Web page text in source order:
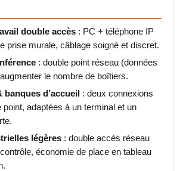
double accès : PC + téléphone IP
prise murale, câblage soigné et discret.
: double point réseau (données
le nombre de boîtiers.
d’accueil : deux connexions
adaptées à un terminal et un
légères : double accès réseau
économie de place en tableau